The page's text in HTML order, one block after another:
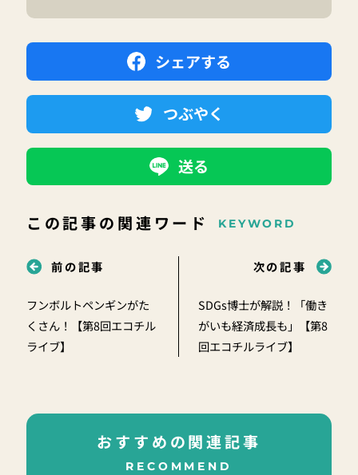
シェアする
つぶやく
送る
この記事の関連ワード KEYWORD
前の記事
フンボルトペンギンがた
くさん！【第8回エコチル
ライブ】
次の記事
SDGs博士が解説！「働き
がいも経済成長も」【第8
回エコチルライブ】
おすすめの関連記事
RECOMMEND